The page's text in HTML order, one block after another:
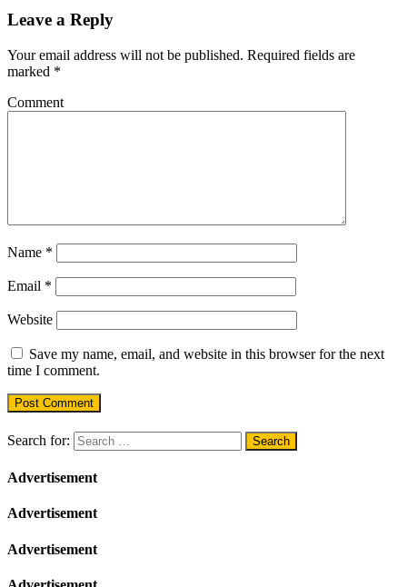
Leave a Reply
Your email address will not be published. Required fields are
marked *
Comment
Name *
Email *
Website
Save my name, email, and website in this browser for the next
time I comment.
Search for:
Advertisement
Advertisement
Advertisement